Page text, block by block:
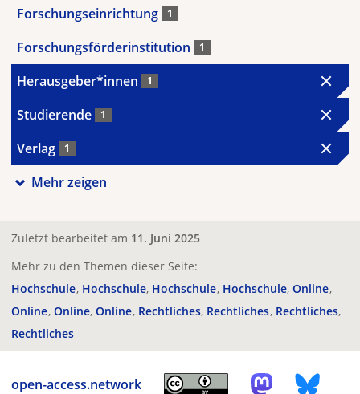
Forschungseinrichtung 1
Forschungsförderinstitution 1
Herausgeber*innen 1
Studierende 1
Verlag 1
Mehr zeigen
Zuletzt bearbeitet am 11. Juni 2025
Mehr zu den Themen dieser Seite:
Hochschule Hochschule Hochschule Hochschule Online
Online Online Online Rechtliches Rechtliches Rechtliches
Rechtliches
open-access.network